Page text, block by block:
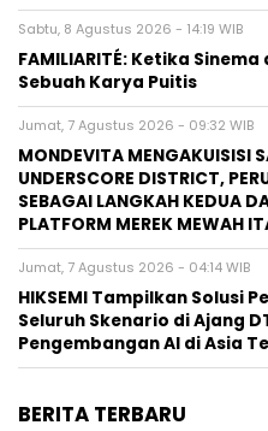
Sabtu, 8 Agustus 2026 - 14:19 WIB
FAMILIARITÉ: Ketika
Sebuah Karya Puitis
Jumat, 7 Agustus 2026 - 09:32 WIB
MONDEVITA MENGAKUISISI
UNDERSCORE DISTRICT,
SEBAGAI LANGKAH KEDUA
PLATFORM MEREK MEWAH
Jumat, 7 Agustus 2026 - 04:14 WIB
HIKSEMI Tampilkan Solusi
Seluruh Skenario di Ajang
Pengembangan AI di Asia
BERITA TERBARU